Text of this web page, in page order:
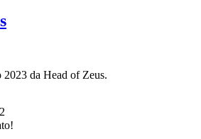
da Head of Zeus.